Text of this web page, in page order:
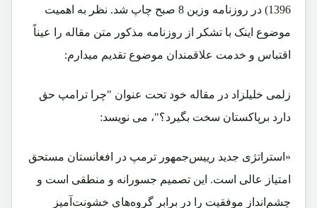
1396) در روزنامه وزین 8 صبح چاپ شد. نظر به اهمیت
موضوع اینک با تشکر از روزنامه مذکور متن مقاله را عیناً
اقتباس و خدمت علاقمندان موضوع تقدیم میدارم:
زلمی خلیلزاد در مقاله خود تحت عنوان "چرا ترامپ حق
دارد برپاکستان سخت بگیرد؟"، می نویسد:
«استراتژی جدید رییس‌جمهور ترمپ در افغانستان مستحق
امتیاز عالی است. این تصمیم جسورانه و منطقی است و
چشم‌انداز موفقیت را در برابر گروه‌های خشونت‌آمیز